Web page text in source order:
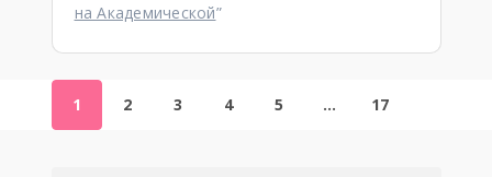
на Академической”
1 2 3 4 5 … 17